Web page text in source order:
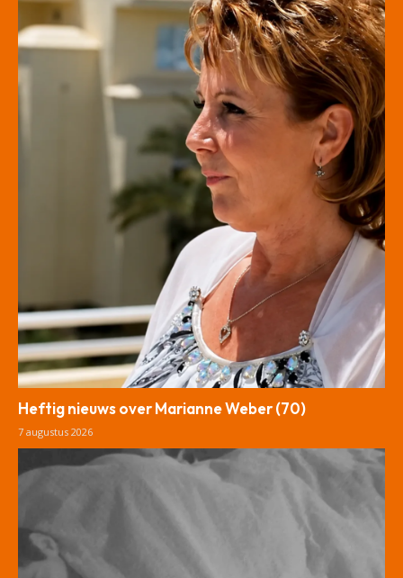
Heftig nieuws over Marianne Weber (70)
7 augustus 2026